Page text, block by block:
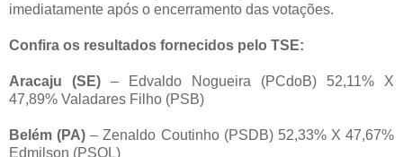
imediatamente após o encerramento das votações.
Confira os resultados fornecidos pelo TSE:
Aracaju (SE) – Edvaldo Nogueira (PCdoB) 52,11% X
47,89% Valadares Filho (PSB)
Belém (PA) – Zenaldo Coutinho (PSDB) 52,33% X 47,67%
Edmilson (PSOL)